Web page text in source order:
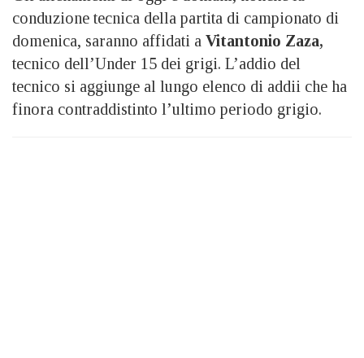
conduzione tecnica della partita di campionato di
domenica, saranno affidati a Vitantonio Zaza,
tecnico dell’Under 15 dei grigi. L’addio del
tecnico si aggiunge al lungo elenco di addii che ha
finora contraddistinto l’ultimo periodo grigio.